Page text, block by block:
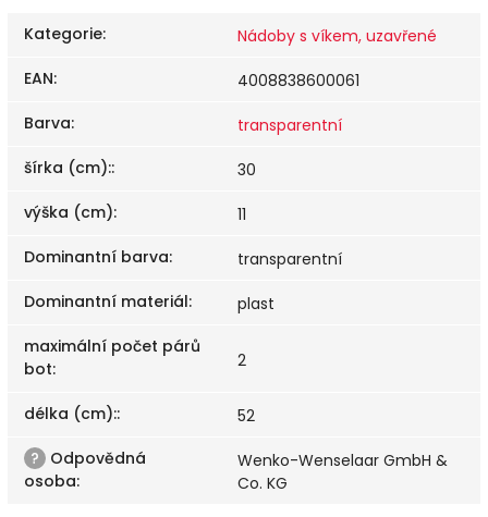
Kategorie:
Nádoby s víkem, uzavřené
EAN:
4008838600061
Barva:
transparentní
šírka (cm)::
30
výška (cm):
11
Dominantní barva:
transparentní
Dominantní materiál:
plast
maximální počet párů
bot: 2
délka (cm)::
52
? Odpovědná
osoba:
Wenko-Wenselaar GmbH &
Co. KG